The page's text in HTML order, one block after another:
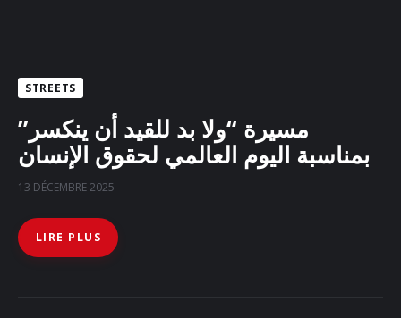
STREETS
مسيرة “ولا بد للقيد أن ينكسر”
بمناسبة اليوم العالمي لحقوق الإنسان
13 DÉCEMBRE 2025
LIRE PLUS